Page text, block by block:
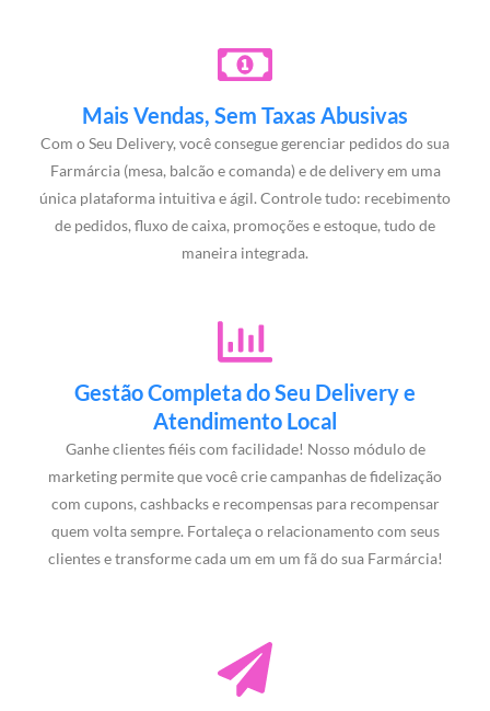
Mais Vendas, Sem Taxas Abusivas
Com o Seu Delivery, você consegue gerenciar pedidos do sua
Farmárcia (mesa, balcão e comanda) e de delivery em uma
única plataforma intuitiva e ágil. Controle tudo: recebimento
de pedidos, fluxo de caixa, promoções e estoque, tudo de
maneira integrada.
Gestão Completa do Seu Delivery e
Atendimento Local
Ganhe clientes fiéis com facilidade! Nosso módulo de
marketing permite que você crie campanhas de fidelização
com cupons, cashbacks e recompensas para recompensar
quem volta sempre. Fortaleça o relacionamento com seus
clientes e transforme cada um em um fã do sua Farmárcia!